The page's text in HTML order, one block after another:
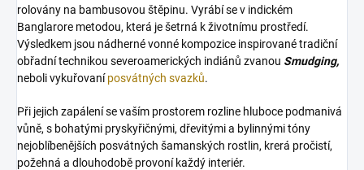
rolovány na bambusovou štěpinu. Vyrábí se v indickém
Banglarore metodou, která je šetrná k životnímu prostředí.
Výsledkem jsou nádherné vonné kompozice inspirované tradiční
obřadní technikou severoamerických indiánů zvanou Smudging,
neboli vykuřovaníposvátných svazků.
Při jejich zapálení se vaším prostorem rozline hluboce podmanivá
vůně, s bohatými pryskyřičnými, dřevitými a bylinnými tóny
nejoblíbenějších posvátných šamanských rostlin, krerá pročistí,
požehná a dlouhodobě provoní každý interiér.